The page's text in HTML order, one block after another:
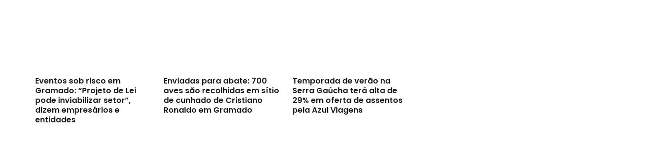
Eventos sob risco em
Gramado: “Projeto de Lei
pode inviabilizar setor”,
dizem empresários e
entidades
Enviadas para abate: 700
aves são recolhidas em sítio
de cunhado de Cristiano
Ronaldo em Gramado
Temporada de verão na
Serra Gaúcha terá alta de
29% em oferta de assentos
pela Azul Viagens